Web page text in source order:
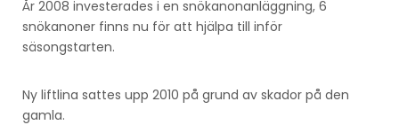
År 2008 investerades i en snökanonanläggning, 6
snökanoner finns nu för att hjälpa till inför
säsongstarten.
Ny liftlina sattes upp 2010 på grund av skador på den
gamla.